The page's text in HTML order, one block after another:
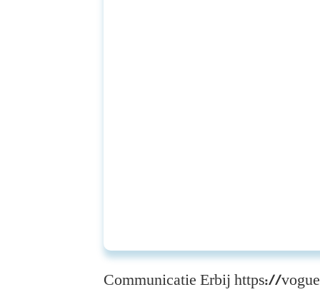
Communicatie Erbij https://